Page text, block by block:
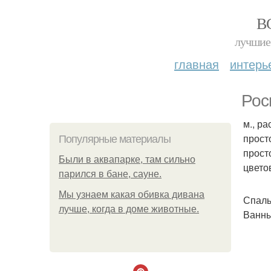
лучшие
главная
Популярные материалы
Были в аквапарке, там сильно
парился в бане, сауне.
Мы узнаем какая обивка дивана
лучше, когда в доме животные.
м.,